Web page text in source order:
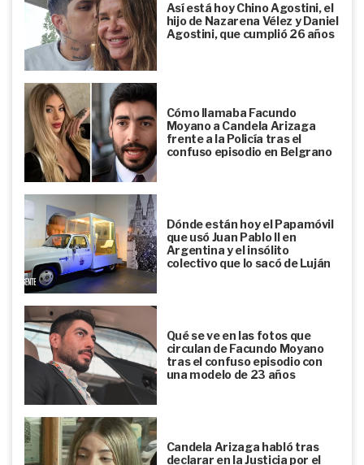
Así está hoy Chino Agostini, el
hijo de Nazarena Vélez y Daniel
Agostini, que cumplió 26 años
Cómo llamaba Facundo
Moyano a Candela Arizaga
frente a la Policía tras el
confuso episodio en Belgrano
Dónde están hoy el Papamóvil
que usó Juan Pablo II en
Argentina y el insólito
colectivo que lo sacó de Luján
Qué se ve en las fotos que
circulan de Facundo Moyano
tras el confuso episodio con
una modelo de 23 años
Candela Arizaga habló tras
declarar en la Justicia por el